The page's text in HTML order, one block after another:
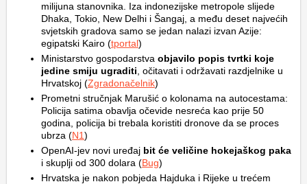
milijuna stanovnika. Iza indonezijske metropole slijede
Dhaka, Tokio, New Delhi i Šangaj, a među deset najvećih
svjetskih gradova samo se jedan nalazi izvan Azije:
egipatski Kairo (tportal)
Ministarstvo gospodarstva objavilo popis tvrtki koje
jedine smiju ugraditi , očitavati i održavati razdjelnike u
Hrvatskoj (Zgradonačelnik)
Prometni stručnjak Marušić o kolonama na autocestama:
Policija satima obavlja očevide nesreća kao prije 50
godina, policija bi trebala koristiti dronove da se proces
ubrza (N1)
OpenAI-jev novi uređaj bit će veličine hokejaškog paka
i skuplji od 300 dolara (Bug)
Hrvatska je nakon pobjeda Hajduka i Rijeke u trećem